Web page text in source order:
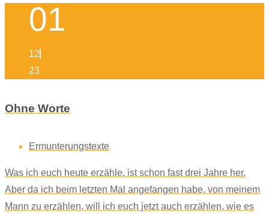
01
12
23
Ohne Worte
Ermunterungstexte
Was ich euch heute erzähle, ist schon fast drei Jahre her.
Aber da ich beim letzten Mal angefangen habe, von meinem
Mann zu erzählen, will ich euch jetzt auch erzählen, wie es